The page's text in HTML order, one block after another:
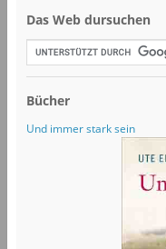
Das Web dursuchen
Bücher
Und immer stark sein